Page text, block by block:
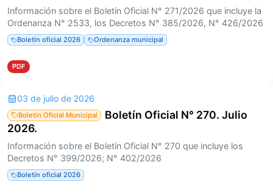
Información sobre el Boletín Oficial N° 271/2026 que incluye la
Ordenanza N° 2533, los Decretos N° 385/2026, N° 426/2026
Boletín oficial 2026 Ordenanza municipal
PDF
03 de julio de 2026
Boletín Oficial Municipal
Boletín Oficial N° 270. Julio
2026.
Información sobre el Boletín Oficial N° 270 que incluye los
Decretos N° 399/2026; N° 402/2026
Boletín oficial 2026